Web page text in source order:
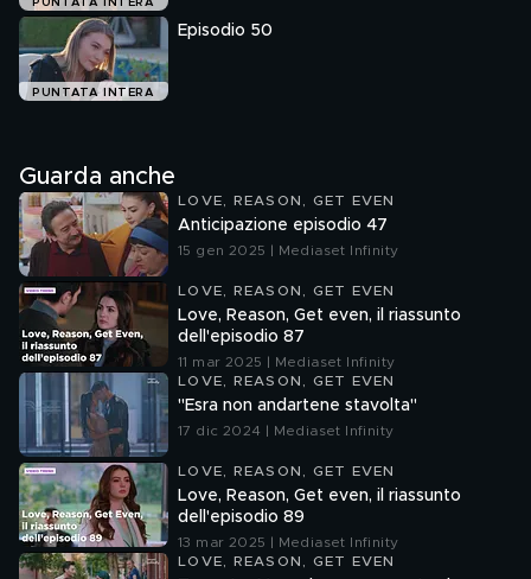
PUNTATA INTERA
PUNTATA INTERA
Episodio 50
Guarda anche
LOVE, REASON, GET EVEN
Anticipazione episodio 47
15 gen 2025 | Mediaset Infinity
LOVE, REASON, GET EVEN
Love, Reason, Get even, il riassunto
dell'episodio 87
11 mar 2025 | Mediaset Infinity
LOVE, REASON, GET EVEN
"Esra non andartene stavolta"
17 dic 2024 | Mediaset Infinity
LOVE, REASON, GET EVEN
Love, Reason, Get even, il riassunto
dell'episodio 89
13 mar 2025 | Mediaset Infinity
LOVE, REASON, GET EVEN